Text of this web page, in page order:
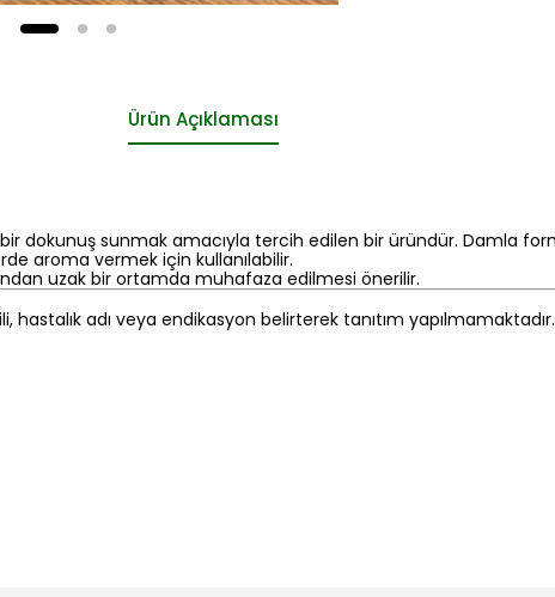
Ürün Açıklaması
dokunuş sunmak amacıyla tercih edilen bir üründür. Damla
aroma vermek için kullanılabilir.
uzak bir ortamda muhafaza edilmesi önerilir.
adı veya endikasyon belirterek tanıtım yapılmamaktadır.